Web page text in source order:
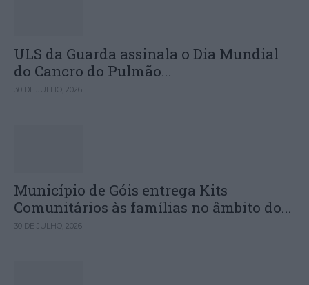
ULS da Guarda assinala o Dia Mundial
do Cancro do Pulmão...
30 DE JULHO, 2026
Município de Góis entrega Kits
Comunitários às famílias no âmbito do...
30 DE JULHO, 2026